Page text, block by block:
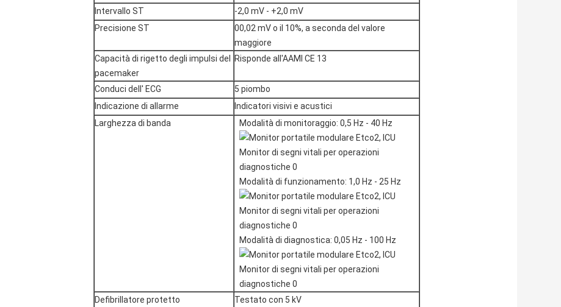
Intervallo ST
-2,0 mV - +2,0 mV
Precisione ST
00,02 mV o il 10%, a seconda del valore
maggiore
Capacità di rigetto degli impulsi del
pacemaker
Risponde all'AAMI CE 13
Conduci dell' ECG
5 piombo
Indicazione di allarme
Indicatori visivi e acustici
Larghezza di banda
Modalità di monitoraggio: 0,5 Hz - 40 Hz
Modalità di funzionamento: 1,0 Hz - 25 Hz
Modalità di diagnostica: 0,05 Hz - 100 Hz
Defibrillatore protetto
Testato con 5 kV